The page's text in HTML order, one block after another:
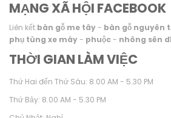
MẠNG XÃ HỘI FACEBOOK
Liên kết:bàn gỗ me tây- bàn gỗ nguyên
phụ tùng xe máy- phuộc- nhông sên
THỜI GIAN LÀM VIỆC
Thứ Hai đến Thứ Sáu: 8.00 AM - 5.30 PM
Thứ Bảy: 8.00 AM - 5.30 PM